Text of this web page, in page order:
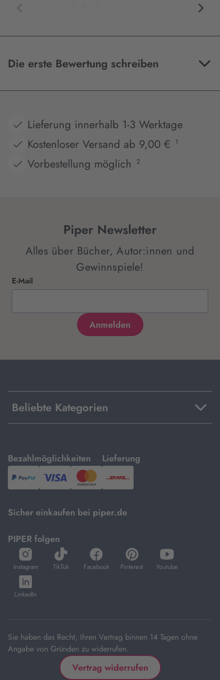
Die erste Bewertung schreiben
Lieferung innerhalb 1-3 Werktage
Kostenloser Versand ab 9,00 €
1
Vorbestellung möglich 2
Piper Newsletter
Alles über Bücher, Autor:innen und
Gewinnspiele!
E-Mail
Beliebte Kategorien
Bezahlmöglichkeiten
mit
PayPal,Visa
und
Lieferung
mit
DHL.
Sicher einkaufen bei piper.de
PIPER folgen
Instagram
öffnet
in
neuem
Tab
TikTok
öffnet
in
Facebook
öffnet
in
Pinterest
öffnet
in
Youtube
öffnet
in
LinkedIn
öffnet
in
Sie haben das Recht, Ihren Vertrag binnen 14 Tagen ohne
Angabe von Gründen zu widerrufen.
Vertrag widerrufen